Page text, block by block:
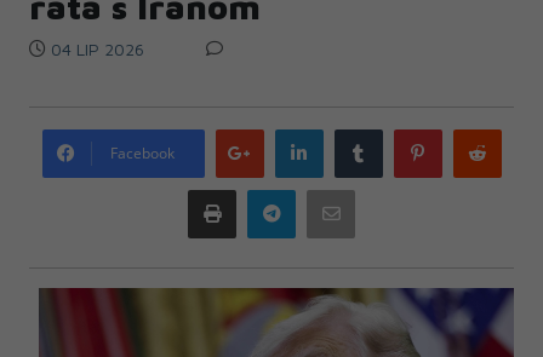
04 LIP 2026
Facebook
Google
plus
LinkedIn Tumblr Pinterest
Print Telegram